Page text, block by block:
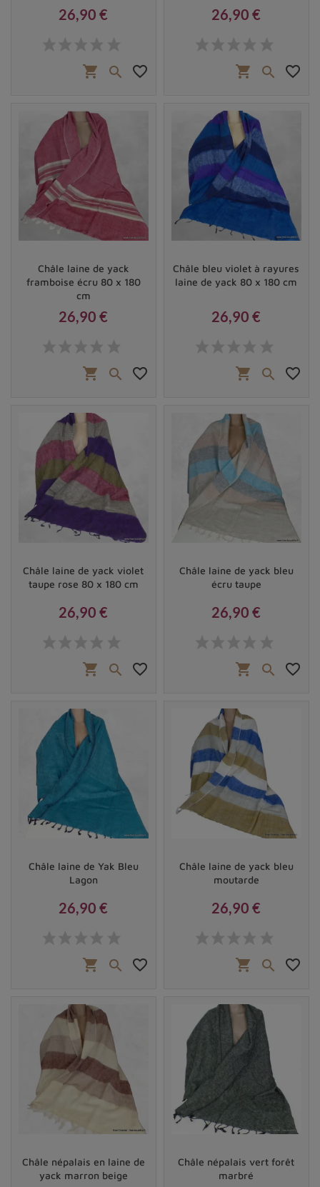
26,90 €
shopping_cart  favorite_border
26,90 €
shopping_cart  favorite_border
Châle laine de yack
framboise écru 80 x 180
cm
26,90 €
shopping_cart  favorite_border
Châle bleu violet à rayures
laine de yack 80 x 180 cm
26,90 €
shopping_cart  favorite_border
Châle laine de yack violet
taupe rose 80 x 180 cm
26,90 €
shopping_cart  favorite_border
Châle laine de yack bleu
écru taupe
26,90 €
shopping_cart  favorite_border
Châle laine de Yak Bleu
Lagon
26,90 €
shopping_cart  favorite_border
Châle laine de yack bleu
moutarde
26,90 €
shopping_cart  favorite_border
Châle népalais en laine de
yack marron beige
Châle népalais vert forêt
marbré